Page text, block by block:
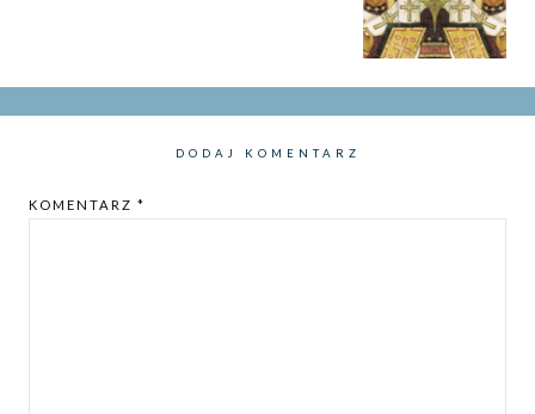
DODAJ KOMENTARZ
KOMENTARZ *